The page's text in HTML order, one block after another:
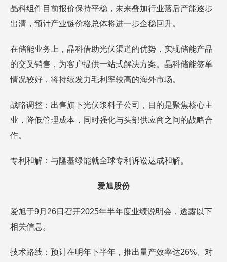
晶科组件目前报价保持平稳，未来叠加行业落后产能逐步
出清，预计产业链价格总体将进一步企稳回升。
在储能业务上，晶科借助光伏渠道的优势，实现储能产品
的交叉销售，为客户提供一站式解决方案。晶科储能签单
情况较好，将持续发力毛利率较高的海外市场。
战略调整：出售旗下光伏浆料子公司，目的是聚焦核心主
业，降低管理成本，同时强化与头部供应商之间的战略合
作。
专利和解：与隆基绿能就全球专利诉讼达成和解。
爱旭股份
爱旭于9月26日召开2025年半年度业绩说明会，透露以下
相关信息。
技术路线：预计在明年下半年，推出量产效率达26%、对